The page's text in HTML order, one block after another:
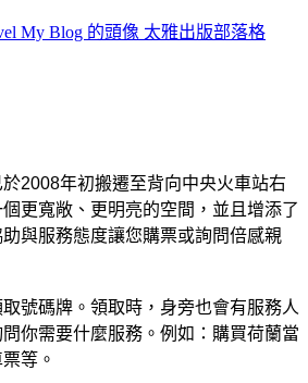
太雅出版部落格
2008年初搬遷至背向中央火車站右
更寬敞、更明亮的空間，並且增添了
與服務態度讓您購票或詢問倍感親
號碼牌。領取時，身旁也會有服務人
你需要什麼服務。例如：購買荷蘭當
等。